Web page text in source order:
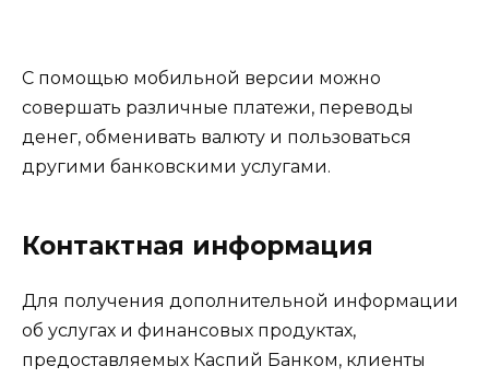
С помощью мобильной версии можно
совершать различные платежи, переводы
денег, обменивать валюту и пользоваться
другими банковскими услугами.
Контактная информация
Для получения дополнительной информации
об услугах и финансовых продуктах,
предоставляемых Каспий Банком, клиенты